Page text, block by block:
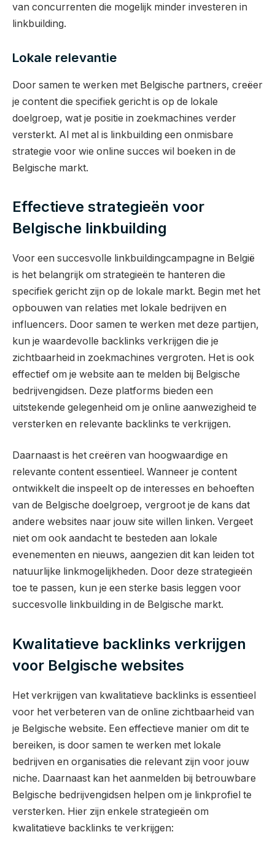
van concurrenten die mogelijk minder investeren in
linkbuilding.
Lokale relevantie
Door samen te werken met Belgische partners, creëer
je content die specifiek gericht is op de lokale
doelgroep, wat je positie in zoekmachines verder
versterkt. Al met al is linkbuilding een onmisbare
strategie voor wie online succes wil boeken in de
Belgische markt.
Effectieve strategieën voor
Belgische linkbuilding
Voor een succesvolle linkbuildingcampagne in België
is het belangrijk om strategieën te hanteren die
specifiek gericht zijn op de lokale markt. Begin met het
opbouwen van relaties met lokale bedrijven en
influencers. Door samen te werken met deze partijen,
kun je waardevolle backlinks verkrijgen die je
zichtbaarheid in zoekmachines vergroten. Het is ook
effectief om je website aan te melden bij Belgische
bedrijvengidsen. Deze platforms bieden een
uitstekende gelegenheid om je online aanwezigheid te
versterken en relevante backlinks te verkrijgen.
Daarnaast is het creëren van hoogwaardige en
relevante content essentieel. Wanneer je content
ontwikkelt die inspeelt op de interesses en behoeften
van de Belgische doelgroep, vergroot je de kans dat
andere websites naar jouw site willen linken. Vergeet
niet om ook aandacht te besteden aan lokale
evenementen en nieuws, aangezien dit kan leiden tot
natuurlijke linkmogelijkheden. Door deze strategieën
toe te passen, kun je een sterke basis leggen voor
succesvolle linkbuilding in de Belgische markt.
Kwalitatieve backlinks verkrijgen
voor Belgische websites
Het verkrijgen van kwalitatieve backlinks is essentieel
voor het verbeteren van de online zichtbaarheid van
je Belgische website. Een effectieve manier om dit te
bereiken, is door samen te werken met lokale
bedrijven en organisaties die relevant zijn voor jouw
niche. Daarnaast kan het aanmelden bij betrouwbare
Belgische bedrijvengidsen helpen om je linkprofiel te
versterken. Hier zijn enkele strategieën om
kwalitatieve backlinks te verkrijgen: